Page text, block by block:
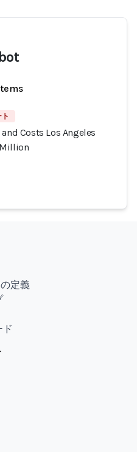
Costs Los Angeles
定義